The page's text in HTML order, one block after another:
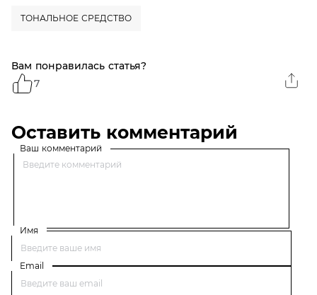
ТОНАЛЬНОЕ СРЕДСТВО
Вам понравилась статья?
7
Оставить комментарий
Ваш комментарий
Имя
Email